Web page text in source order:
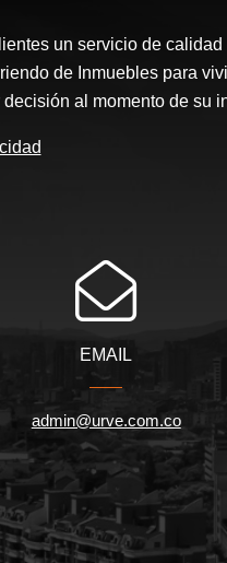
un servicio de
de Inmuebles para
al momento de su
EMAIL
admin@urve.com.co